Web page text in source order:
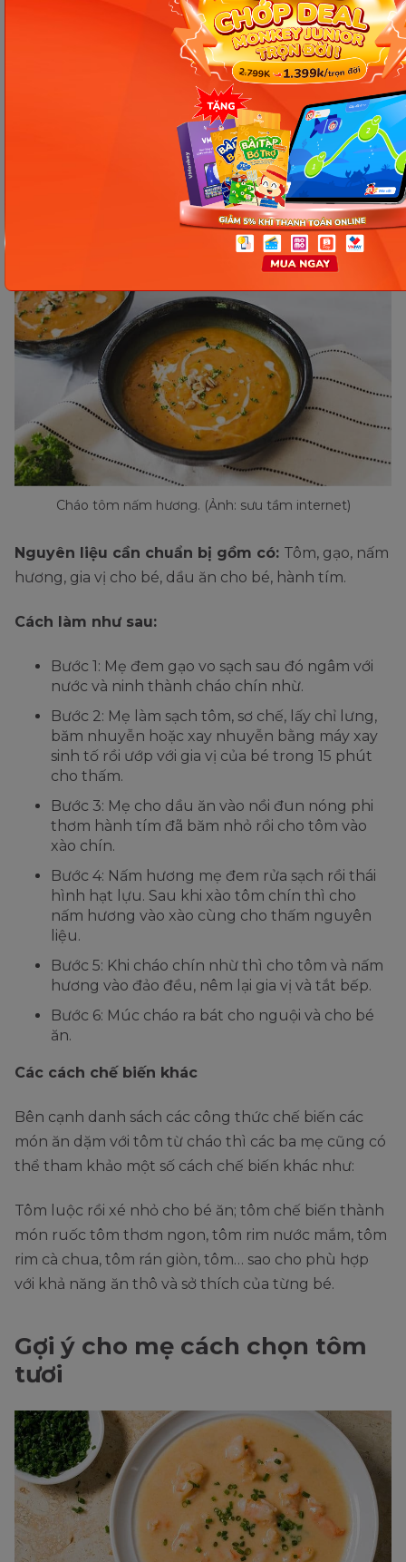
Bước 4: Đợi khi cháo chín nhừ thì mẹ cho thịt
tôm và khoai lang vào nồi nấu chín rồi tắt bếp.
Bước 5: Múc cháo ra bát cho nguội rồi cho bé
ăn khi còn ấm nóng.
Cháo tôm khoai lang cho bé. (Ảnh; Sưu tầm
Cháo tôm nấm hương
Cháo tôm nấm hương. (Ảnh: sưu tầm internet)
Nguyên liệu cần chuẩn bị gồm có: Tôm, gạo, nấm
hương, gia vị cho bé, dầu ăn cho bé, hành tím.
Cách làm như sau:
Bước 1: Mẹ đem gạo vo sạch sau đó ngâm với
nước và ninh thành cháo chín nhừ.
Bước 2: Mẹ làm sạch tôm, sơ chế, lấy chỉ lưng,
băm nhuyễn hoặc xay nhuyễn bằng máy xay
sinh tố rồi ướp với gia vị của bé trong 15 phút
cho thấm.
Bước 3: Mẹ cho dầu ăn vào nồi đun nóng phi
thơm hành tím đã băm nhỏ rồi cho tôm vào
xào chín.
Bước 4: Nấm hương mẹ đem rửa sạch rồi thái
hình hạt lựu. Sau khi xào tôm chín thì cho
nấm hương vào xào cùng cho thấm nguyên
liệu.
Bước 5: Khi cháo chín nhừ thì cho tôm và nấm
hương vào đảo đều, nêm lại gia vị và tắt bếp.
Bước 6: Múc cháo ra bát cho nguội và cho bé
ăn.
Các cách chế biến khác
Bên cạnh danh sách các công thức chế biến các
món ăn dặm với tôm từ cháo thì các ba mẹ cũng có
thể tham khảo một số cách chế biến khác như:
Tôm luộc rồi xé nhỏ cho bé ăn; tôm chế biến thành
món ruốc tôm thơm ngon, tôm rim nước mắm, tôm
rim cà chua, tôm rán giòn, tôm… sao cho phù hợp
với khả năng ăn thô và sở thích của từng bé.
Gợi ý cho mẹ cách chọn tôm
tươi